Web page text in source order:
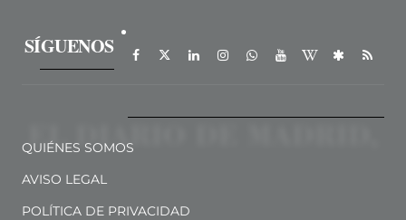
SÍGUENOS
QUIÉNES SOMOS
AVISO LEGAL
POLÍTICA DE PRIVACIDAD